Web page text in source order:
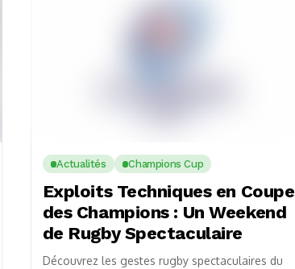
Actualités Champions Cup
Exploits Techniques en Coupe
des Champions : Un Weekend
de Rugby Spectaculaire
Découvrez les gestes rugby spectaculaires du